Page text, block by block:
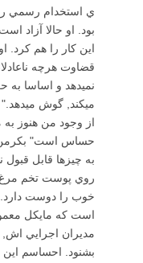
ي استخدام رسمي
بود. او حالا آزاد
اين كار را هم كرد.
قضاوت هرچه
نميدهد و اساسا
ميكند, گوش
از وجود من هنوز به
حساس است" بكرمن
به چيزها قابل
روي پوست تخم مرغ
خوب را دوست دارد.
است كه مايكل
مديران اجرايي اش,
بشنود. احساسم